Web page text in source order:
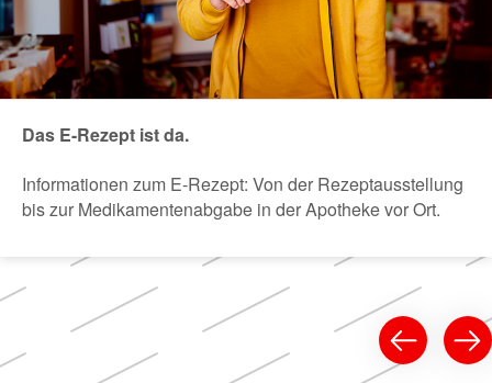
Das E-Rezept ist da.
Informationen zum E-Rezept: Von der Rezeptausstellung
bis zur Medikamentenabgabe in der Apotheke vor Ort.